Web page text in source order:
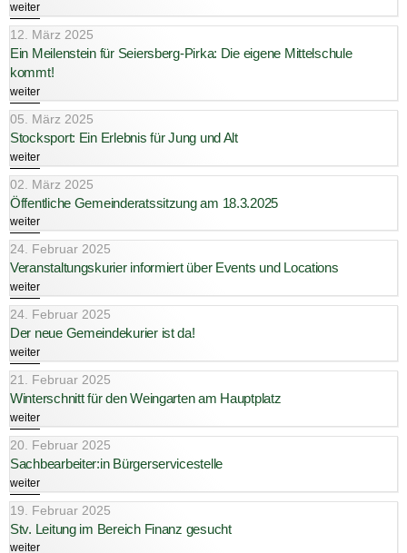
weiter
12. März 2025
Ein Meilenstein für Seiersberg-Pirka: Die eigene Mittelschule
kommt!
weiter
05. März 2025
Stocksport: Ein Erlebnis für Jung und Alt
weiter
02. März 2025
Öffentliche Gemeinderatssitzung am 18.3.2025
weiter
24. Februar 2025
Veranstaltungskurier informiert über Events und Locations
weiter
24. Februar 2025
Der neue Gemeindekurier ist da!
weiter
21. Februar 2025
Winterschnitt für den Weingarten am Hauptplatz
weiter
20. Februar 2025
Sachbearbeiter:in Bürgerservicestelle
weiter
19. Februar 2025
Stv. Leitung im Bereich Finanz gesucht
weiter